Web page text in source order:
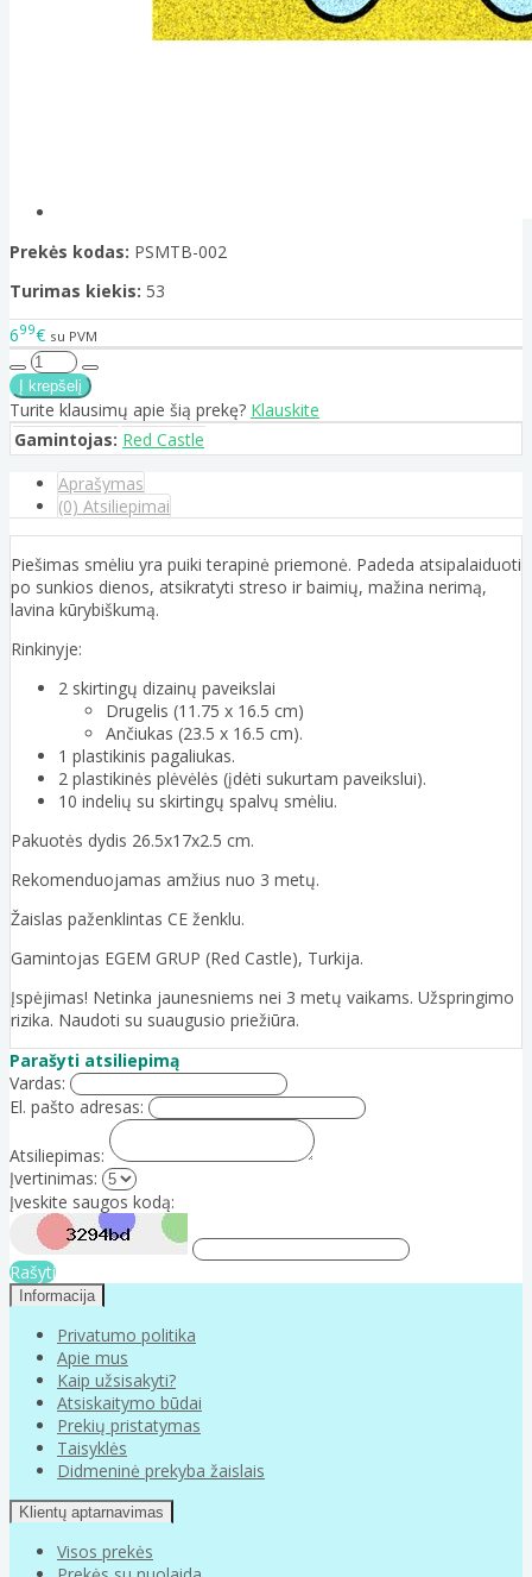
Prekės kodas: PSMTB-002
Turimas kiekis: 53
699€ su PVM
Turite klausimų apie šią prekę? Klauskite
Gamintojas: Red Castle
Aprašymas
(0) Atsiliepimai
Piešimas smėliu yra puiki terapinė priemonė. Padeda atsipalaiduoti
po sunkios dienos, atsikratyti streso ir baimių, mažina nerimą,
lavina kūrybiškumą.
Rinkinyje:
2 skirtingų dizainų paveikslai
Drugelis (11.75 x 16.5 cm)
Ančiukas (23.5 x 16.5 cm).
1 plastikinis pagaliukas.
2 plastikinės plėvėlės (įdėti sukurtam paveikslui).
10 indelių su skirtingų spalvų smėliu.
Pakuotės dydis 26.5x17x2.5 cm.
Rekomenduojamas amžius nuo 3 metų.
Žaislas paženklintas CE ženklu.
Gamintojas EGEM GRUP (Red Castle), Turkija.
Įspėjimas! Netinka jaunesniems nei 3 metų vaikams. Užspringimo
rizika. Naudoti su suaugusio priežiūra.
Parašyti atsiliepimą
Vardas:
El. pašto adresas:
Atsiliepimas:
Įvertinimas:
Įveskite saugos kodą:
Rašyti
Informacija
Privatumo politika
Apie mus
Kaip užsisakyti?
Atsiskaitymo būdai
Prekių pristatymas
Taisyklės
Didmeninė prekyba žaislais
Klientų aptarnavimas
Visos prekės